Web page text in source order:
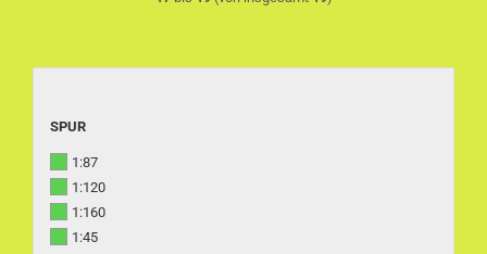
SPUR
SPUR
1:87
1:120
1:160
1:45